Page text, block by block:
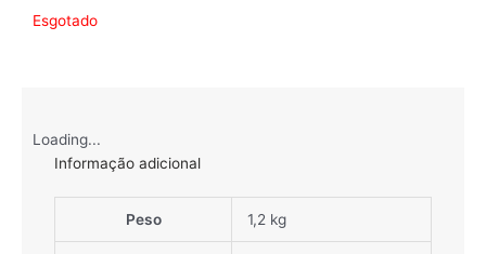
Esgotado
Loading...
Informação adicional
Peso 1,2 kg